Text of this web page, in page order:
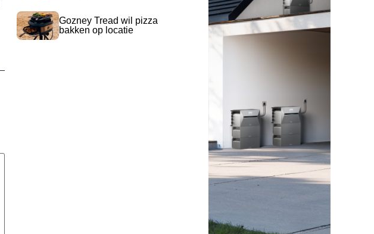
Gozney Tread wil pizza
bakken op locatie